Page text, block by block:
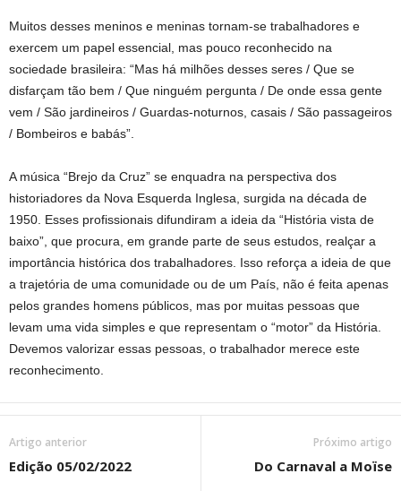
Muitos desses meninos e meninas tornam-se trabalhadores e
exercem um papel essencial, mas pouco reconhecido na
sociedade brasileira: “Mas há milhões desses seres / Que se
disfarçam tão bem / Que ninguém pergunta / De onde essa gente
vem / São jardineiros / Guardas-noturnos, casais / São passageiros
/ Bombeiros e babás”.
A música “Brejo da Cruz” se enquadra na perspectiva dos
historiadores da Nova Esquerda Inglesa, surgida na década de
1950. Esses profissionais difundiram a ideia da “História vista de
baixo”, que procura, em grande parte de seus estudos, realçar a
importância histórica dos trabalhadores. Isso reforça a ideia de que
a trajetória de uma comunidade ou de um País, não é feita apenas
pelos grandes homens públicos, mas por muitas pessoas que
levam uma vida simples e que representam o “motor” da História.
Devemos valorizar essas pessoas, o trabalhador merece este
reconhecimento.
Artigo anterior
Edição 05/02/2022
Próximo artigo
Do Carnaval a Moïse